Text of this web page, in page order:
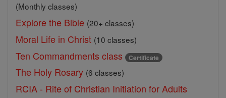
(Monthly classes)
Explore the Bible (20+ classes)
Moral Life in Christ (10 classes)
Ten Commandments class Certificate
The Holy Rosary (6 classes)
RCIA - Rite of Christian Initiation for Adults